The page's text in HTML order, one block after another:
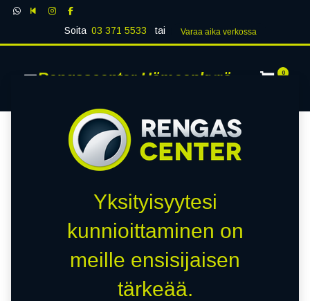
Soita 03 371 5533 tai Varaa aika verk​​​​ossa
Rengascenter Hämeenkyrö 0
Yksityisyytesi
kunnioittaminen on
meille ensisijaisen
tärkeää.